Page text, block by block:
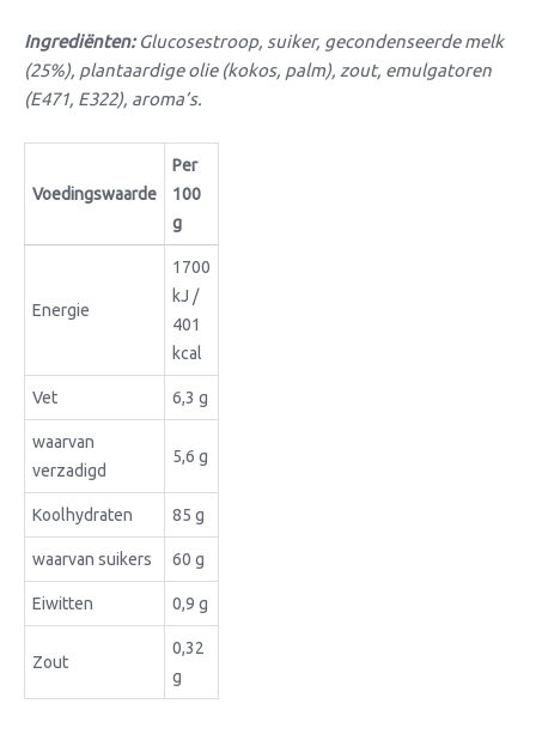
Ingrediënten: Glucosestroop, suiker, gecondenseerde melk
(25%), plantaardige olie (kokos, palm), zout, emulgatoren
(E471, E322), aroma’s.
Voedingswaarde
Per
100
g
Energie
1700
kJ /
401
kcal
Vet 6,3 g
waarvan
verzadigd
5,6 g
Koolhydraten 85 g
waarvan suikers 60 g
Eiwitten 0,9 g
Zout
0,32
g